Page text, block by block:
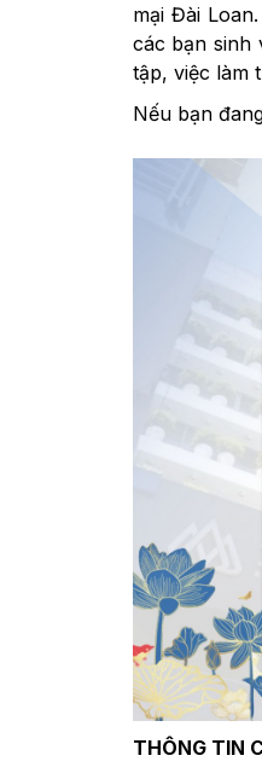
mại Đài
các bạn sinh
tập, việc làm
Nếu bạn
THÔNG TIN